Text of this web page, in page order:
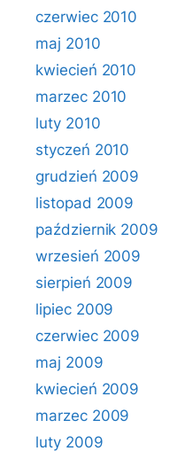
czerwiec 2010
maj 2010
kwiecień 2010
marzec 2010
luty 2010
styczeń 2010
grudzień 2009
listopad 2009
październik 2009
wrzesień 2009
sierpień 2009
lipiec 2009
czerwiec 2009
maj 2009
kwiecień 2009
marzec 2009
luty 2009